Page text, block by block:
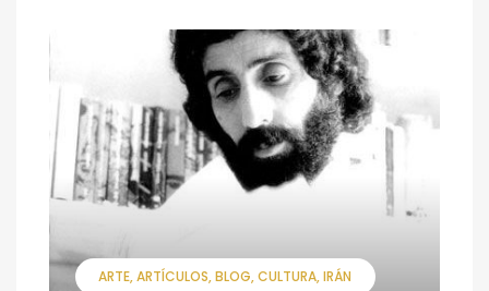
ARTE ARTÍCULOS BLOG CULTURA IRÁN